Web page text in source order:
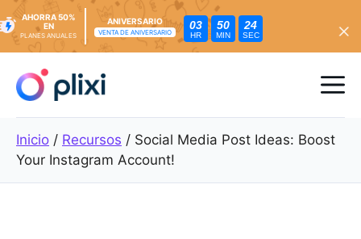
contenido
AHORRA 50%
EN
PLANES ANUALES
ANIVERSARIO
VENTA DE ANIVERSARIO
03
HR
50
MIN
22
SEC
Inicio / Recursos / Social Media Post Ideas: Boost
Your Instagram Account!